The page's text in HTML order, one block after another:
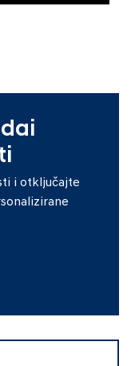
i otključajte